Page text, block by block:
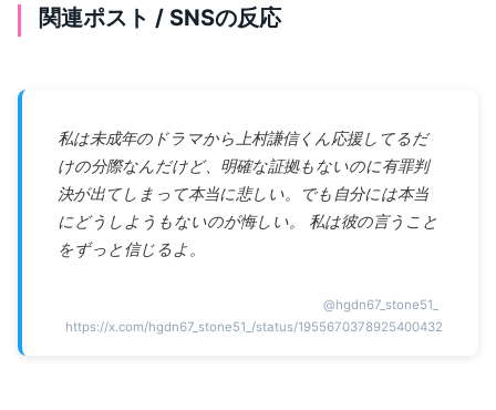
関連ポスト / SNSの反応
私は未成年のドラマから上村謙信くん応援してるだ
けの分際なんだけど、明確な証拠もないのに有罪判
決が出てしまって本当に悲しい。でも自分には本当
にどうしようもないのが悔しい。 私は彼の言うこと
をずっと信じるよ。
@hgdn67_stone51_
https://x.com/hgdn67_stone51_/status/1955670378925400432